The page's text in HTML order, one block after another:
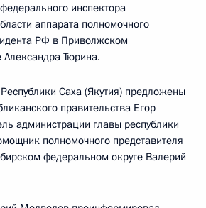
инспектора
аппарата полномочного
РФ в Приволжском
Тюрина.
Саха (Якутия) предложены
правительства Егор
администрации главы республики
полномочного представителя
федеральном округе Валерий